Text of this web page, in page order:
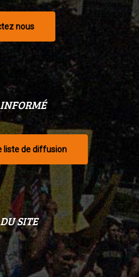
nous
liste de diffusion
SITE